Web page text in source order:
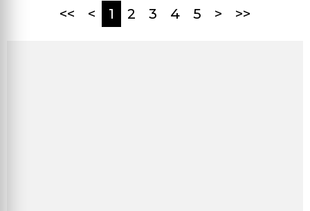
<< < 1 (current)
2 3 4 5 > >>